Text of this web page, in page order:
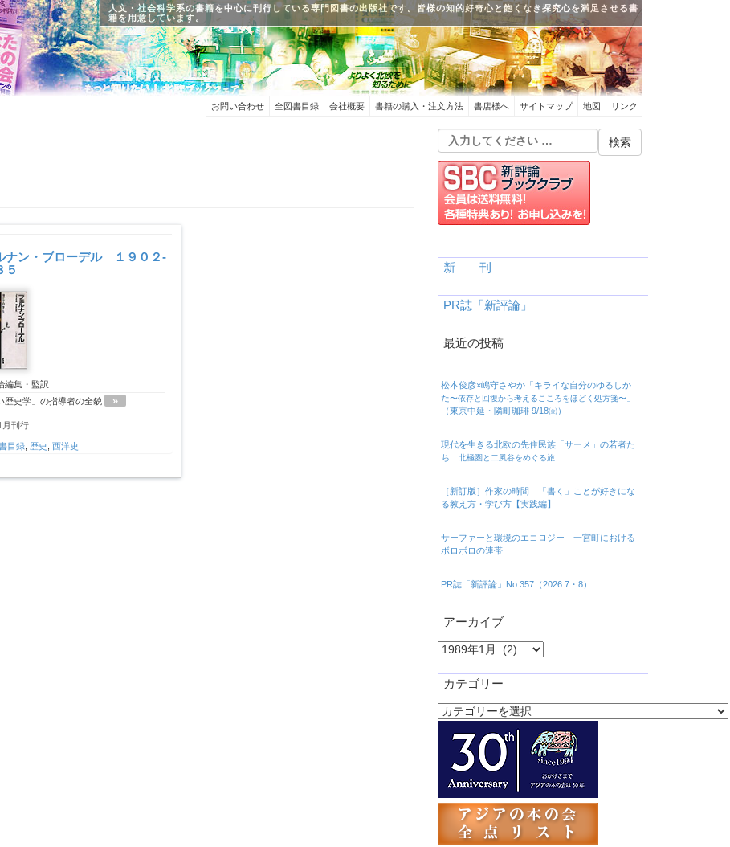
人文・社会科学系の書籍を中心に刊行している専門図書の出版社です。皆様の知的好奇心と飽くなき探究心を満足させる書
籍を用意しています。
お問い合わせ 全図書目録 会社概要 書籍の購入・注文方法 書店様へ サイトマップ 地図 リンク
ナン・ブローデル １９０２-
５
編集・監訳
歴史学」の指導者の全貌
»
月刊行
目録, 歴史 西洋史
新 刊
PR誌「新評論」
最近の投稿
松本俊彦×嶋守さやか「キライな自分のゆるしか
た〜依存と回復から考えるこころをほどく処方箋〜」
（東京中延・隣町珈琲 9/18㈮）
現代を生きる北欧の先住民族「サーメ」の若者た
ち 北極圏と二風谷をめぐる旅
［新訂版］作家の時間 「書く」ことが好きにな
る教え方・学び方【実践編】
サーファーと環境のエコロジー 一宮町における
ボロボロの連帯
PR誌「新評論」No.357（2026.7・8）
アーカイブ
ア
カ
イ
ブ
カテゴリー
カ